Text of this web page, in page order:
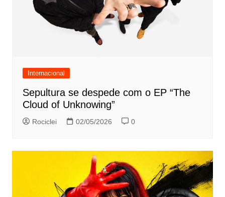
Internacional
Sepultura se despede com o EP “The
Cloud of Unknowing”
Rociclei 02/05/2026 0